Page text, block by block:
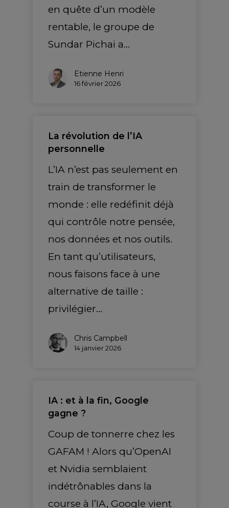
en quête d’un modèle
rentable, le groupe de
Sundar Pichai a…
Etienne Henri
16 février 2026
La révolution de l’IA
personnelle
L’IA n’est pas seulement en
train de transformer le
monde : elle redéfinit déjà
qui contrôle notre pensée,
nos données et nos outils.
En tant qu’utilisateurs,
nous faisons face à une
alternative de taille :
privilégier…
Chris Campbell
14 janvier 2026
IA : et à la fin, Google
gagne ?
Coup de tonnerre chez les
GAFAM ! Alors qu’OpenAI
et Nvidia semblaient
indétrônables dans la
course à l’IA, Google vient